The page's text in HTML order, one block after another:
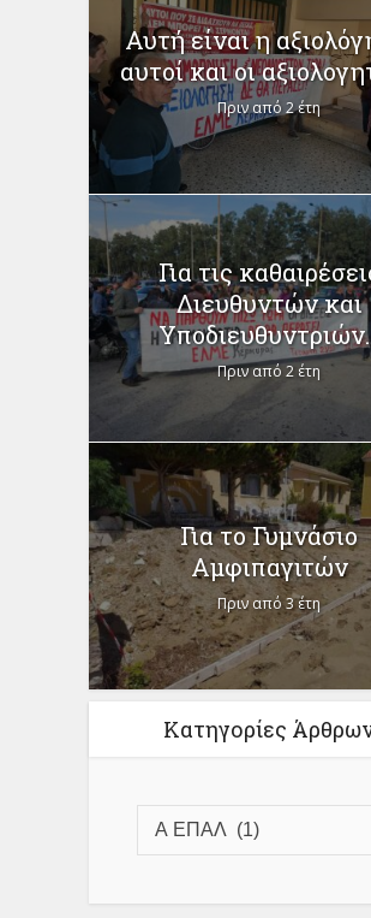
Αυτή είναι η
αυτοί και οι
Πριν από 2 έτη
Για τις
Διευθυντών και
Πριν από 2 έτη
Για το Γυμνάσιο
Αμφιπαγιτών
Πριν από 3 έτη
Κατηγορίες